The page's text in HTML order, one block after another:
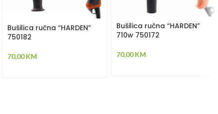
Bušilica ručna “HARDEN”
750182
70,00KM
Bušilica ručna “HARDEN”
710w 750172
70,00KM